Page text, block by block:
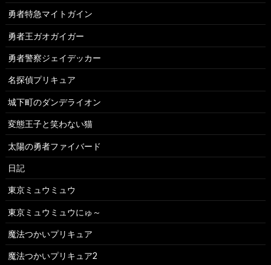
勇者特急マイトガイン
勇者王ガオガイガー
勇者警察ジェイデッカー
名探偵プリキュア
城下町のダンデライオン
変態王子と笑わない猫
太陽の勇者ファイバード
日記
東京ミュウミュウ
東京ミュウミュウにゅ～
魔法つかいプリキュア
魔法つかいプリキュア2